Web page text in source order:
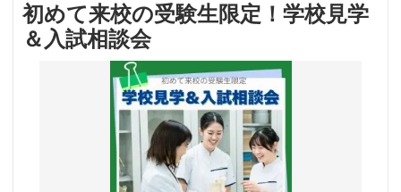
初めて来校の受験生限定！学校見学
＆入試相談会